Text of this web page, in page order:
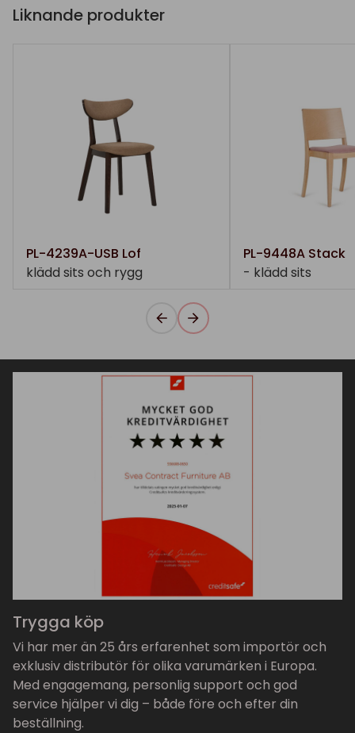
Liknande produkter
PL-4239A-USB Lof
klädd sits och rygg
PL-9448A Stack
- klädd sits
Trygga köp
Vi har mer än 25 års erfarenhet som importör och
exklusiv distributör för olika varumärken i Europa.
Med engagemang, personlig support och god
service hjälper vi dig – både före och efter din
beställning.